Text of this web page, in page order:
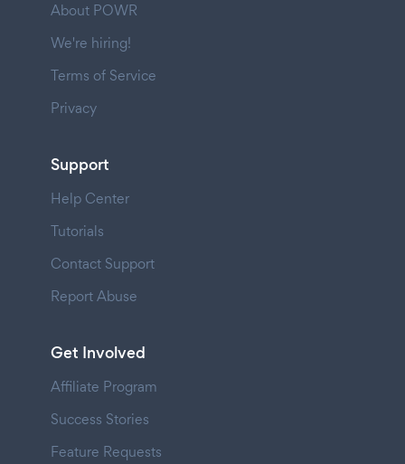
About POWR
We're hiring!
Terms of Service
Privacy
Support
Help Center
Tutorials
Contact Support
Report Abuse
Get Involved
Affiliate Program
Success Stories
Feature Requests